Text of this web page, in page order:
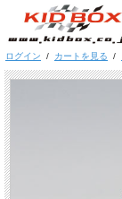
ログイン / カートを見る /